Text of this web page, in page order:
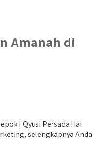
Amanah di
| Qyusi Persada Hai
selengkapnya Anda